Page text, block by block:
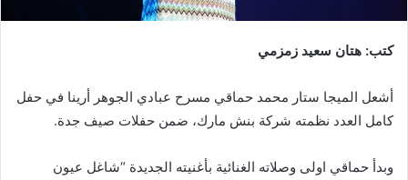
كتب: هتان سعيد زمزمي
أشعل الميجا ستار محمد حماقي مسرح عبادي الجوهر أرينا في حفل
كامل العدد نظمته شركة بنش مارك، ضمن حفلات صيف جدة.
وبدأ حماقي اولى وصلاته الغنائية بأغنيته الجديدة “شاغل عيون